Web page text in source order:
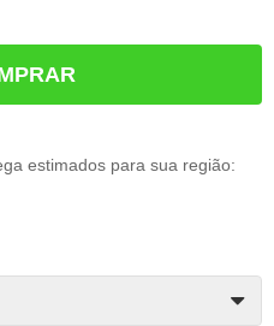
estimados para sua região: